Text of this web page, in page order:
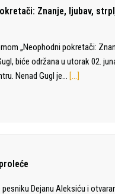
Znanje, ljubav,
„Neophodni pokretači:
biće održana u utorak 02.
Nenad Gugl je… […]
Dejanu Aleksiću i